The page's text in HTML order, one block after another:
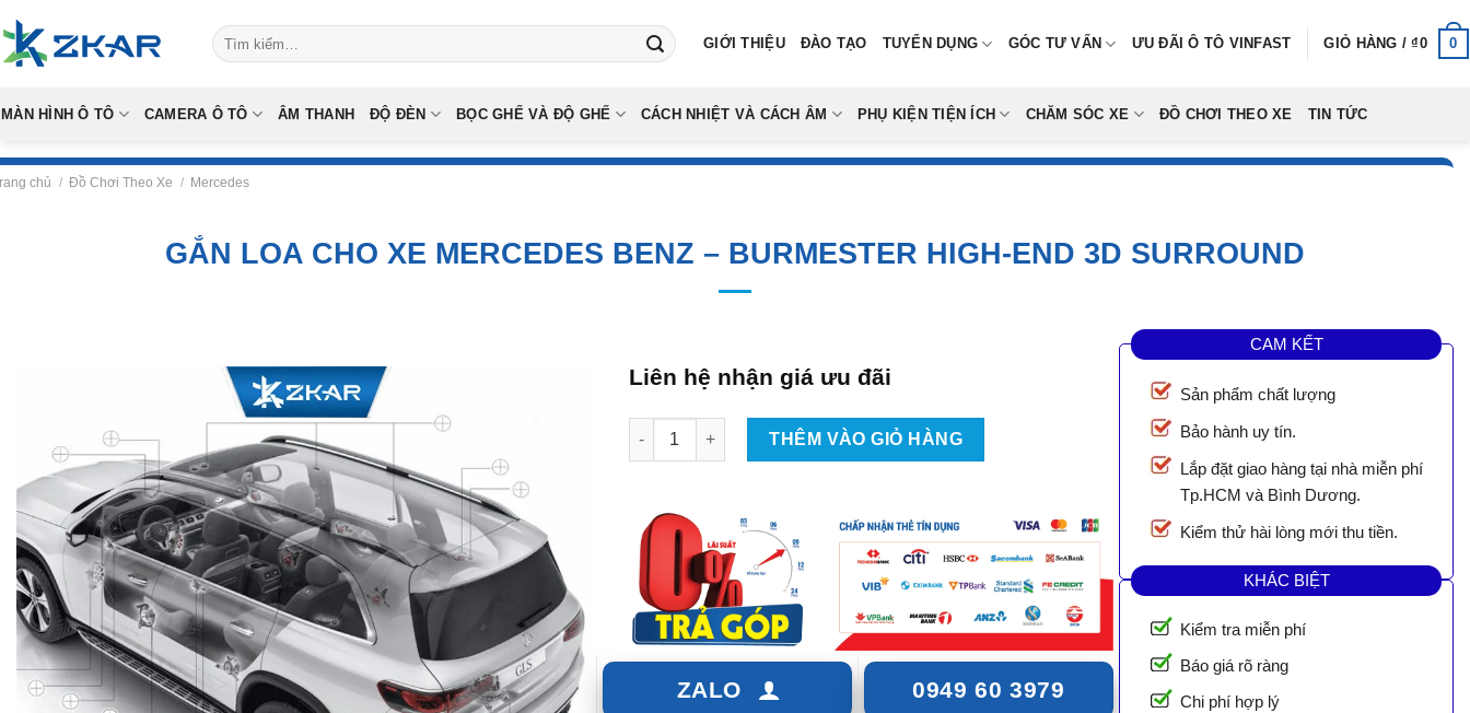
to
content
Tìm
kiếm:
GIỚI THIỆU ĐÀO TẠO TUYỂN DỤNG GÓC TƯ VẤN ƯU ĐÃI Ô TÔ VINFAST GIỎ HÀNG /₫0 0
MÀN HÌNH Ô TÔ CAMERA Ô TÔ ÂM THANH ĐỘ ĐÈN BỌC GHẾ VÀ ĐỘ GHẾ CÁCH NHIỆT VÀ CÁCH ÂM PHỤ KIỆN TIỆN ÍCH CHĂM SÓC XE ĐỒ CHƠI THEO XE TIN TỨC
chủ / Đồ Chơi Theo Xe / Mercedes
GẮN LOA CHO XE MERCEDES BENZ – BURMESTER HIGH-END 3D SURROUND
Liên hệ nhận giá ưu đãi
Gắn Loa Cho Xe Mercedes Benz - Burmester High-End 3D Surround số lượng
THÊM VÀO GIỎ HÀNG
ZALO 0949 60 3979
CAM KẾT
Sản phẩm chất lượng
Bảo hành uy tín.
Lắp đặt giao hàng tại nhà miễn phí
Tp.HCM và Bình Dương.
Kiểm thử hài lòng mới thu tiền.
KHÁC BIỆT
Kiểm tra miễn phí
Báo giá rõ ràng
Chi phí hợp lý